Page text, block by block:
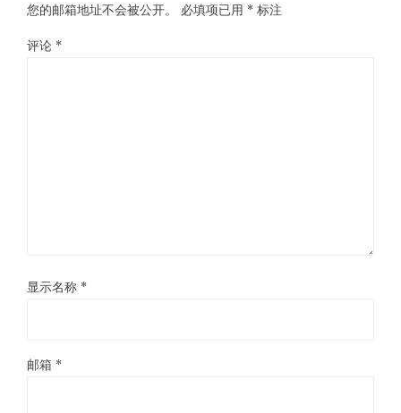
您的邮箱地址不会被公开。 必填项已用 * 标注
评论 *
显示名称 *
邮箱 *